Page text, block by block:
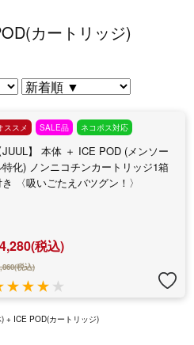
カートリッジ)
ススメ SALE品 ネコポス対応
JUUL】 本体 ＋ ICE POD (メンソー
特化) ノンニコチンカートリッジ1箱
〈吸いごたえバツグン！〉
税込)
税込)
+ ICE POD(カートリッジ)